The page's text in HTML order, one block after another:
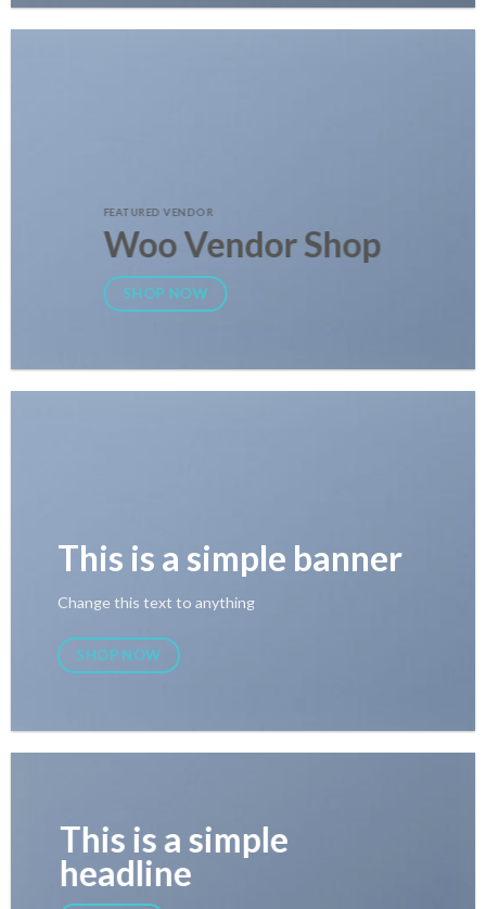
FEATURED VENDOR
Woo Vendor Shop
SHOP NOW
This is a simple banner
Change this text to anything
SHOP NOW
This is a simple
headline